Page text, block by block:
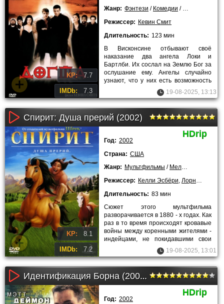
KP: 7.7
IMDb: 7.3
Жанр: Фэнтези / Комедии / Приключения
Режиссер: Кевин Смит
Длительность: 123 мин
В Висконсине отбывают своё
наказание два ангела Локи и
Бартлби. Их сослал на Землю Бог за
ослушание ему. Ангелы случайно
узнают, что у них есть возможность
вернуться назад. Прощение всех
19-08-2025, 13:13
Спирит: Душа прерий (2002)
KP: 8.1
IMDb: 7.2
HDrip
Год: 2002
Страна: США
Жанр: Мультфильмы / Мелодрамы
Режиссер: Келли Эсбёри, Лорна Ку
Длительность: 83 мин
Сюжет этого мультфильма
разворачивается в 1880 - х годах. Как
раз в то время происходят кровавые
войны между коренными жителями -
индейцами, не покидавшими свои
исторические земли, и19-08-2025, 13:01
Идентификация Борна (2002)
HDrip
Год: 2002